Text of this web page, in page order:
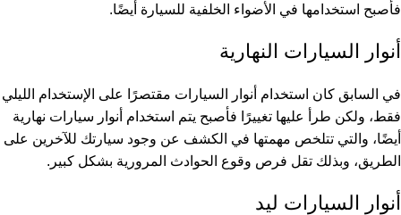
فأصبح استخدامها في الأضواء الخلفية للسيارة أيضًا.
أنوار السيارات النهارية
في السابق كان استخدام أنوار السيارات مقتصرًا على الإستخدام الليلي
فقط، ولكن طرأ عليها تغييرًا فأصبح يتم استخدام أنوار سيارات نهارية
أيضًا، والتي تتلخص مهمتها في الكشف عن وجود سيارتك للآخرين على
الطريق، وبذلك تقل فرص وقوع الحوادث المرورية بشكل كبير.
أنوار السيارات ليد